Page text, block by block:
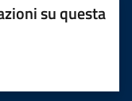
su questa